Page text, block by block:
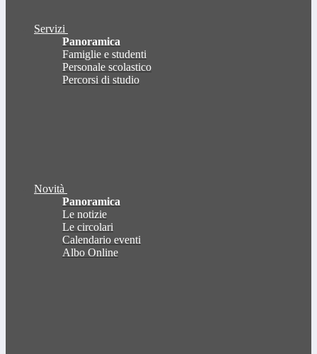
Servizi
Panoramica
Famiglie e studenti
Personale scolastico
Percorsi di studio
Novità
Panoramica
Le notizie
Le circolari
Calendario eventi
Albo Online